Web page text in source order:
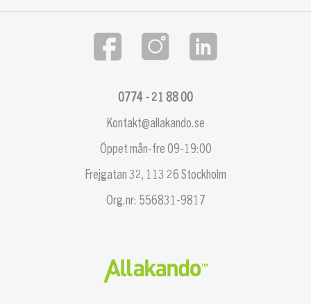
Kontakt@allakando.se
0774 - 21 88 00
Öppet mån-fre 09-19:00
Frejgatan 32, 113 26 Stockholm
Org.nr: 556831-9817